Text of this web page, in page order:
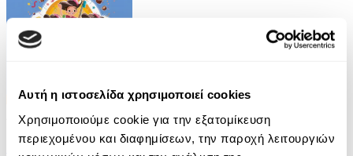
Αυτή η ιστοσελίδα χρησιμοποιεί cookies
Χρησιμοποιούμε cookie για την εξατομίκευση
περιεχομένου και διαφημίσεων, την παροχή λειτουργιών
Audiobook • 2 Credits
Οι Τρεις Στοματοφύλακες